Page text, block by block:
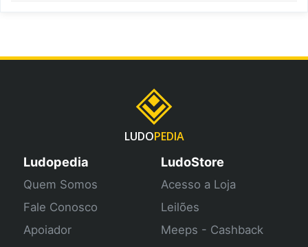
LUDOPEDIA
Ludopedia
Quem Somos
Fale Conosco
Apoiador
LudoStore
Acesso a Loja
Leilões
Meeps - Cashback